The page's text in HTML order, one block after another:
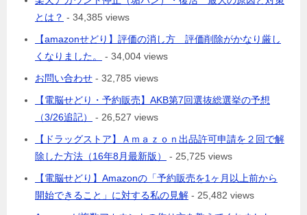
とは？ - 34,385 views
【amazonせどり】評価の消し方 評価削除がかなり厳し
くなりました。
- 34,004 views
お問い合わせ - 32,785 views
【電脳せどり・予約販売】AKB第7回選抜総選挙の予想
（3/26追記）
- 26,527 views
【ドラッグストア】Ａｍａｚｏｎ出品許可申請を２回で解
除した方法（16年8月最新版）
- 25,725 views
【電脳せどり】Amazonの「予約販売を1ヶ月以上前から
開始できること」に対する私の見解 - 25,482 views